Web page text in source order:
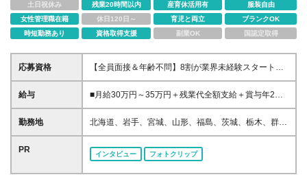
土日祝休み
残業20時間以内 産育休活用有
服装自由
女性管理職在籍
休日120日～ 育児と両立
ブランクOK
時短勤務あり
資格取得支援 副業OK 国認定取得
応募資格
【全員面接＆年齢不問】8割が業界未経験スタートで
す！ ◆未経験・第二新卒・ブランクOK ◆学歴不問 ※
無資格OK
給与
■月給30万円～35万円＋残業代全額支給＋賞与年2回
※マネージャー経験者は35万円スタート可能な場合が
あります ※東京都・神奈川一部エリアの方は居住支援
国で活躍中のスタッフは5600人以上。8割が介護未経
勤務地
北海道、岩手、宮城、山形、福島、茨城、栃木、群
馬、埼玉、千葉、東京、神奈川、新潟、富山、山梨、
長野、岐阜、静岡、愛知、三重、滋賀、京都、奈良、
和歌山、岡山、広島、山口、香川、愛媛、福岡、佐
賀、熊本、大分、鹿児島、沖縄 ★転勤を伴う異動な
PR
インタビュー フォトクリップ